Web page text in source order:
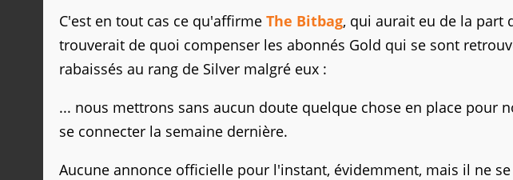
C'est en tout cas ce qu'affirme The Bitbag, qui aurait eu de la part
trouverait de quoi compenser les abonnés Gold qui se sont
rabaissés au rang de Silver malgré eux :
... nous mettrons sans aucun doute quelque chose en place pour
se connecter la semaine dernière.
Aucune annonce officielle pour l'instant, évidemment, mais il ne